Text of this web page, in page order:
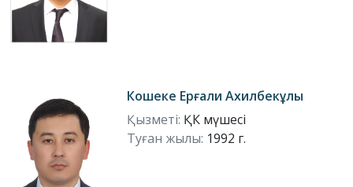
Кошеке Ерғали Ахилбекұлы
Қызметі: ҚК мүшесі
Туған жылы: 1992 г.